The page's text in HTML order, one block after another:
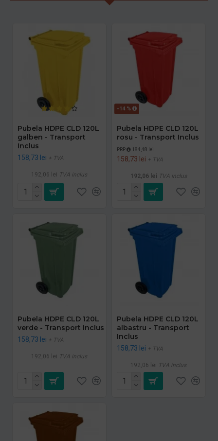
Pubela HDPE CLD 120L
galben - Transport
Inclus
158,73 lei + TVA
192,06 lei TVA inclus
-14 %
Pubela HDPE CLD 120L
rosu - Transport Inclus
PRP 184,48 lei
158,73 lei + TVA
192,06 lei TVA inclus
Pubela HDPE CLD 120L
verde - Transport Inclus
158,73 lei + TVA
192,06 lei TVA inclus
Pubela HDPE CLD 120L
albastru - Transport
Inclus
158,73 lei + TVA
192,06 lei TVA inclus